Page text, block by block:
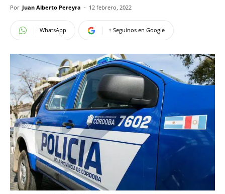
Por Juan Alberto Pereyra - 12 febrero, 2022
WhatsApp + Seguinos en Google